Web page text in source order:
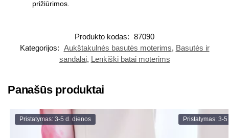
prižiūrimos.
Produkto kodas: 87090
Kategorijos: Aukštakulnės basutės moterims, Basutės ir
sandalai, Lenkiški batai moterims
Panašūs produktai
Pristatymas: 3-5 d. dienos Pristatymas: 3-